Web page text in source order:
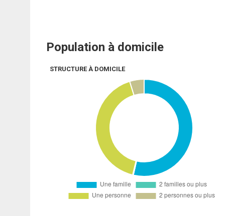
Population à domicile
STRUCTURE À DOMICILE